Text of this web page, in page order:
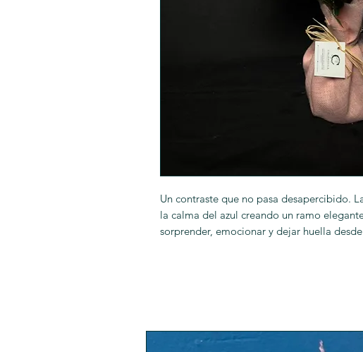
Un contraste que no pasa desapercibido.
la calma del azul creando un ramo
sorprender, emocionar y dejar huella